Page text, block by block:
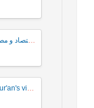
بررسي ابعاد توسعهو توسعه نيافتگي در علم اقتصاد و مصادر اسلامي (قرآن و نهج البلاغه)
A comparative study of the Qur'an's view with the theories of Rogers, Maslow and Viktor Frankl about strengthening the will